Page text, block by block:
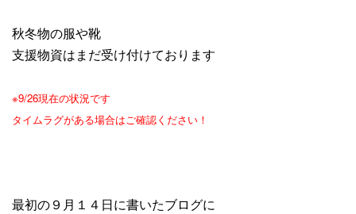
秋冬物の服や靴
支援物資はまだ受け付けております
※9/26現在の状況です
タイムラグがある場合はご確認ください！
最初の９月１４日に書いたブログに